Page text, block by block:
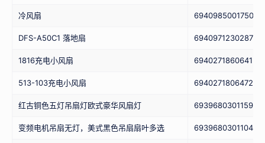
冷风扇 6940985001750
DFS-A50C1 落地扇 6940971230287
1816充电小风扇 6940271860641
513-103充电小风扇 6940271806472
红古铜色五灯吊扇灯欧式豪华风扇灯 6939680301159
变频电机吊扇无灯，美式黑色吊扇扇叶多选 6939680301104